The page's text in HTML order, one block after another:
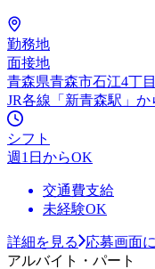
勤務地
面接地
青森県青森市石江4丁
JR各線「新青森駅」か
シフト
週1日からOK
交通費支給
未経験OK
詳細を見る
応募画面
アルバイト・パート